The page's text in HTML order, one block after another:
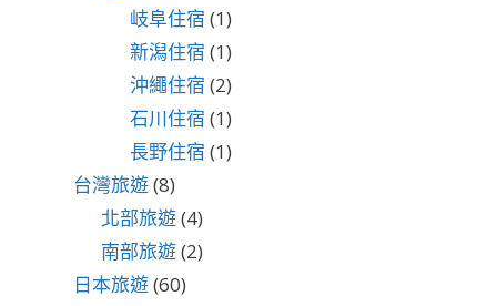
岐阜住宿 (1)
新潟住宿 (1)
沖繩住宿 (2)
石川住宿 (1)
長野住宿 (1)
台灣旅遊(8)
北部旅遊(4)
南部旅遊(2)
日本旅遊(60)